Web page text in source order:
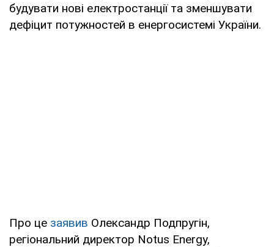
будувати нові електростанції та зменшувати
дефіцит потужностей в енергосистемі України.
Про це заявив Олександр Подпругін,
регіональний директор Notus Energy,